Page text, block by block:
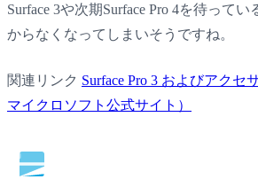
Surface 3や次期Surface Pro 4を待って
からなくなってしまいそうですね。
関連リンク Surface Pro 3 およびアクセ
マイクロソフト公式サイト）